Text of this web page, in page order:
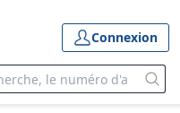
Connexion